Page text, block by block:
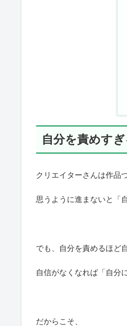
自分を責めす
クリエイターさんは作品
思うように進まないと「
でも、自分を責めるほど
自信がなくなれば「自分
だからこそ、